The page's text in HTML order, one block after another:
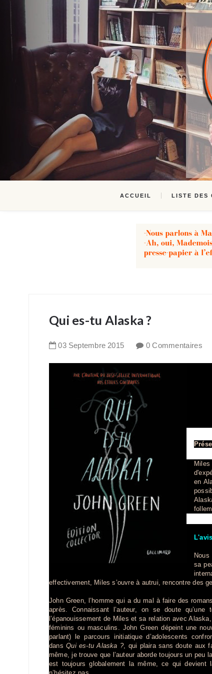
ACCUEIL LISTE DES
Qui es-tu Alaska ?
03 Septembre 2015 0 Commentaires
en
sa
effectivement, Miles s’ouvre à autrui, rencontre des
John Green, l’homme qui a du mal à faire des
après. Connaissant l’auteur, on se doute
l’épanouissement de Miles et sa relation avec
féminins ou masculins. John Green dépeint une
parlant) le parcours initiatique d’adolescents
dansQui es-tu Alaska ?, qui plaira sans doute aux
même, je trouve que l’auteur aborde toujours un
est toujours globalement la même, ce qui